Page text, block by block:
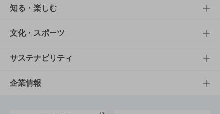
商品TOP
商品一覧
商品発売情報
栄養成分一覧
知る・楽しむ
知る・楽しむTOP
キャンペーン
工場見学
文化・スポーツ
文化・スポーツTOP
サントリーホール
サステナビリティ
サステナビリティTOP
企業情報